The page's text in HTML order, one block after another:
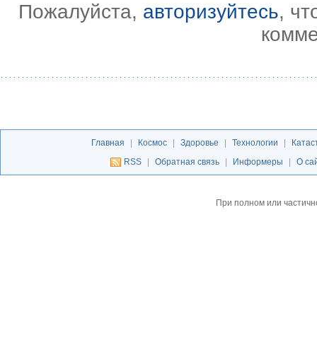
Пожалуйста, авторизуйтесь,
Главная Космос Здоровье Технологии
RSS
Обратная связь Информеры О
При полном или